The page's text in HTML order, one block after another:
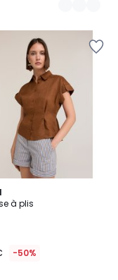
à plis
-50%